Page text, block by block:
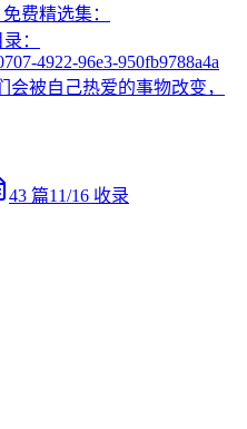
费精选集：
：
4922-96e3-950fb9788a4a
被自己热爱的事物改变，
43 篇11/16 收录